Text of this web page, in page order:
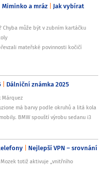
Miminko a mráz Jak vybírat
Chyba může být v zubním kartáčku
mateřské povinnosti kočičí
Dálniční známka 2025
Márquez
má barvy podle okruhů a litá kola
BMW spouští výrobu sedanu i3
Nejlepší VPN – srovnání
totiž aktivuje „vnitřního